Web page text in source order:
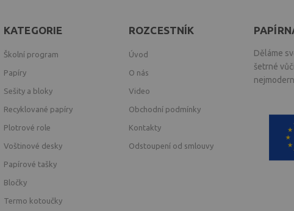
KATEGORIE
Školní program
Papíry
Sešity a bloky
Recyklované papíry
Plotrové role
Voštinové desky
Papírové tašky
Bločky
Termo kotoučky
ROZCESTNÍK
Úvod
O nás
Video
Obchodní podmínky
Kontakty
Odstoupení od smlouvy
Děláme
šetrné